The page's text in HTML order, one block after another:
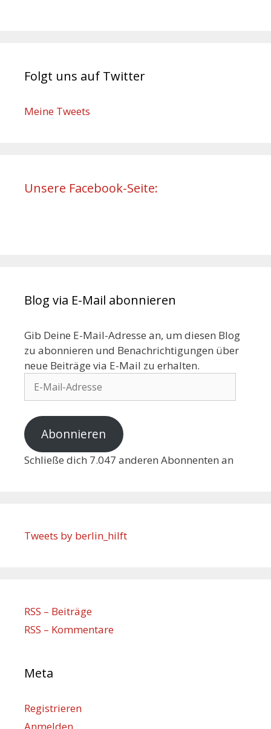
Folgt uns auf Twitter
Meine Tweets
Unsere Facebook-Seite:
Blog via E-Mail abonnieren
Gib Deine E-Mail-Adresse an, um diesen Blog
zu abonnieren und Benachrichtigungen über
neue Beiträge via E-Mail zu erhalten.
Abonnieren
Schließe dich 7.047 anderen Abonnenten an
Tweets by berlin_hilft
RSS – Beiträge
RSS – Kommentare
Meta
Registrieren
Anmelden